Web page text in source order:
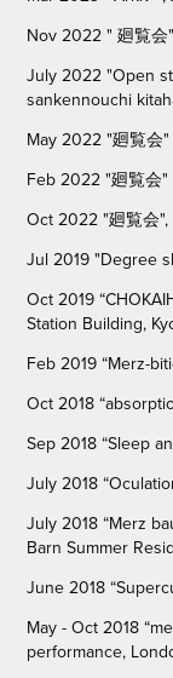
Nov 2022 " 廻覧会
July 2022 "Open
sankennouchi
May 2022 "廻覧会"
Feb 2022 "廻覧会"
Oct 2022 "廻覧会",
Jul 2019 "Degree
Oct 2019
Station Building,
Feb 2019 “Merz-
Oct 2018
Sep 2018 “Sleep
July 2018
July 2018 “Merz
Barn Summer
June 2018
May- Oct 2018
performance,